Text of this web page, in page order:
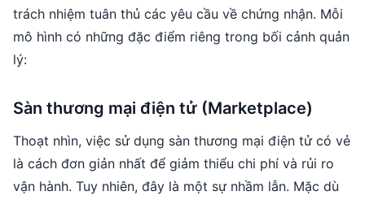
trách nhiệm tuân thủ các yêu cầu về chứng nhận. Mỗi
mô hình có những đặc điểm riêng trong bối cảnh quản
lý:
Sàn thương mại điện tử (Marketplace)
Thoạt nhìn, việc sử dụng sàn thương mại điện tử có vẻ
là cách đơn giản nhất để giảm thiểu chi phí và rủi ro
vận hành. Tuy nhiên, đây là một sự nhầm lẫn. Mặc dù